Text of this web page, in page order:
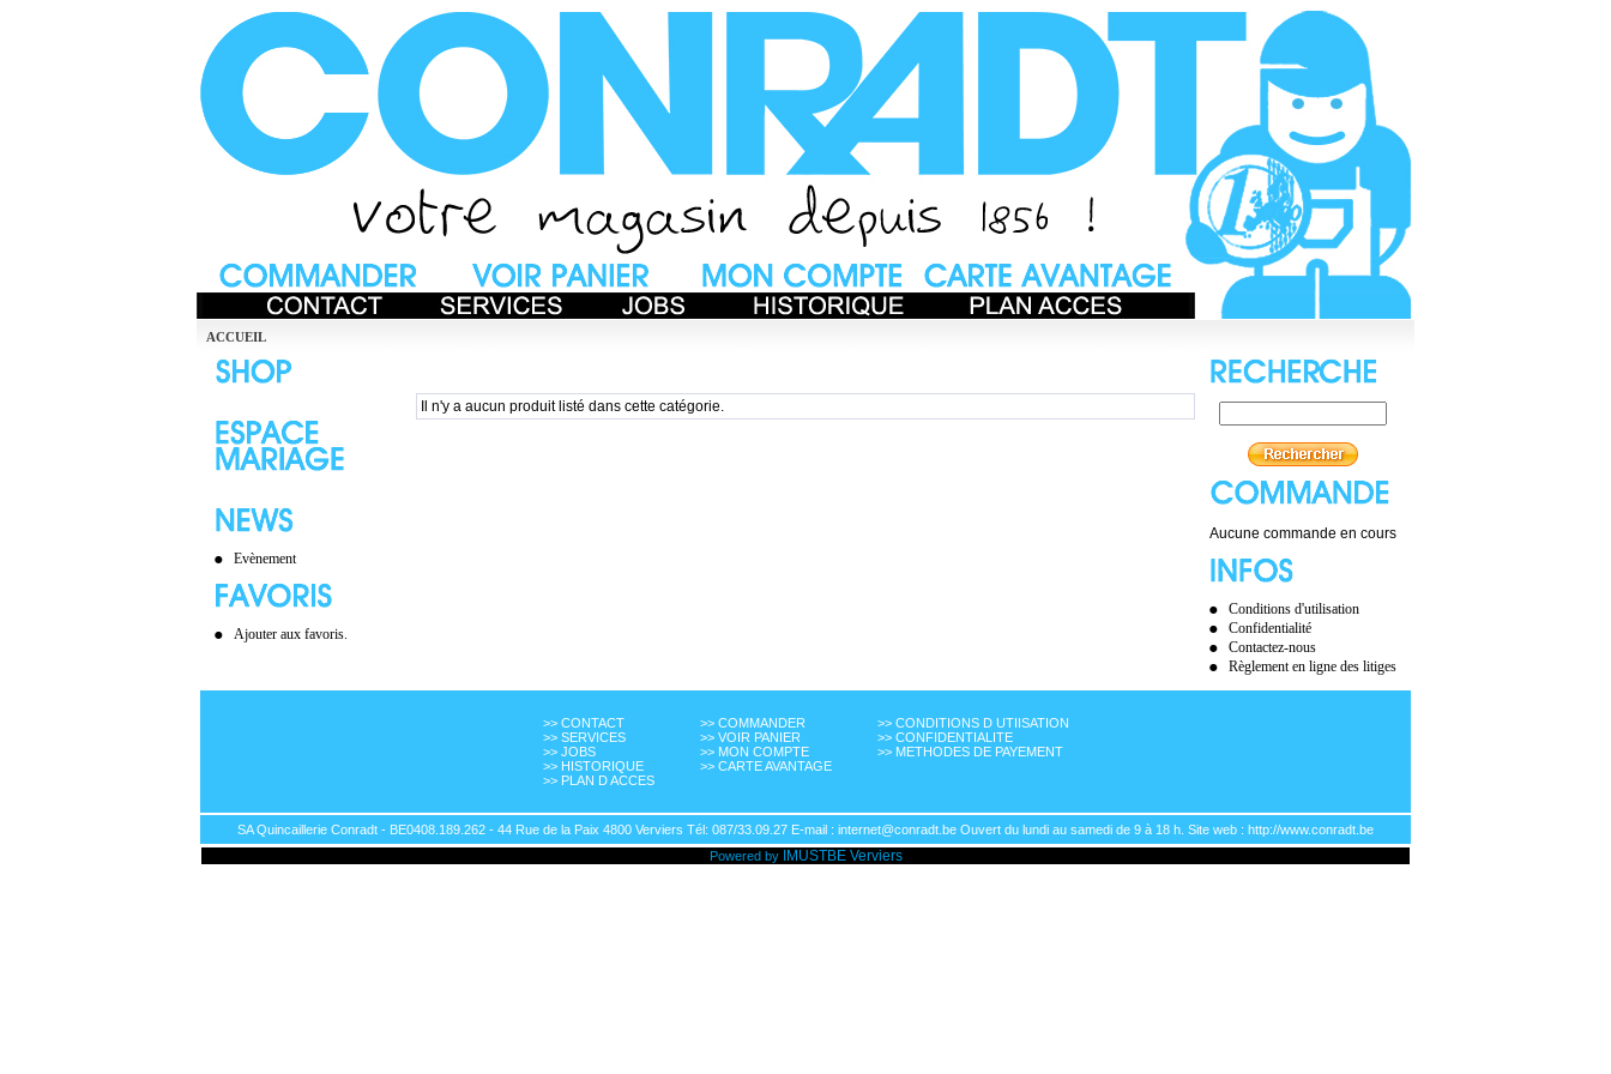
ACCUEIL
Evènement
Ajouter aux favoris.
Il n'y a aucun produit listé dans cette catégorie.
Aucune commande en cours
Conditions d'utilisation
Confidentialité
Contactez-nous
Règlement en ligne des litiges
>> CONTACT
>> SERVICES
>> JOBS
>> HISTORIQUE
>> PLAN D ACCES
>> COMMANDER
>> VOIR PANIER
>> MON COMPTE
>> CARTE AVANTAGE
>> CONDITIONS D UTIISATION
>> CONFIDENTIALITE
>> METHODES DE PAYEMENT
SA Quincaillerie Conradt - BE0408.189.262 - 44 Rue de la Paix 4800 Verviers Tél: 087/33.09.27 E-mail : internet@conradt.be Ouvert du lundi au samedi de 9 à 18 h. Site web : http://www.conradt.be
Powered by
IMUSTBE Verviers